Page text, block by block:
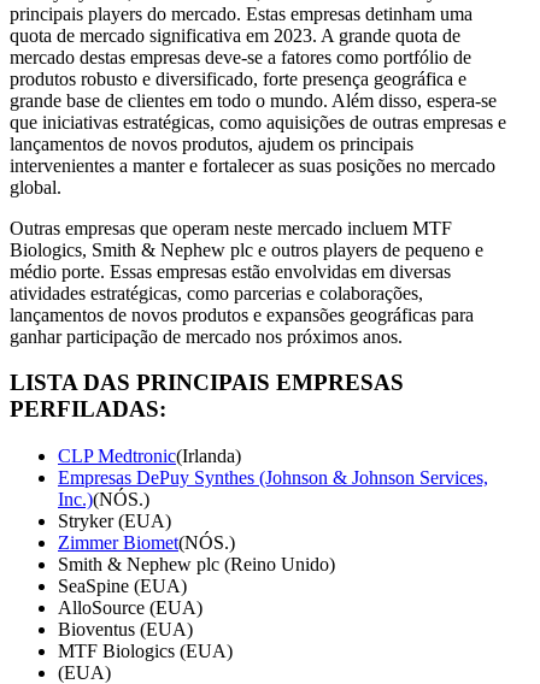
principais players do mercado. Estas empresas detinham uma
quota de mercado significativa em 2023. A grande quota de
mercado destas empresas deve-se a fatores como portfólio de
produtos robusto e diversificado, forte presença geográfica e
grande base de clientes em todo o mundo. Além disso, espera-se
que iniciativas estratégicas, como aquisições de outras empresas e
lançamentos de novos produtos, ajudem os principais
intervenientes a manter e fortalecer as suas posições no mercado
global.
Outras empresas que operam neste mercado incluem MTF
Biologics, Smith & Nephew plc e outros players de pequeno e
médio porte. Essas empresas estão envolvidas em diversas
atividades estratégicas, como parcerias e colaborações,
lançamentos de novos produtos e expansões geográficas para
ganhar participação de mercado nos próximos anos.
LISTA DAS PRINCIPAIS EMPRESAS
PERFILADAS:
CLP Medtronic(Irlanda)
Empresas DePuy Synthes (Johnson & Johnson Services,
Inc.)(NÓS.)
Stryker (EUA)
Zimmer Biomet(NÓS.)
Smith & Nephew plc (Reino Unido)
SeaSpine (EUA)
AlloSource (EUA)
Bioventus (EUA)
MTF Biologics (EUA)
(EUA)